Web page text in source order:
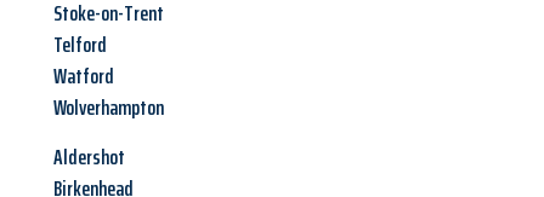
Stoke-on-Trent
Telford
Watford
Wolverhampton
Aldershot
Birkenhead